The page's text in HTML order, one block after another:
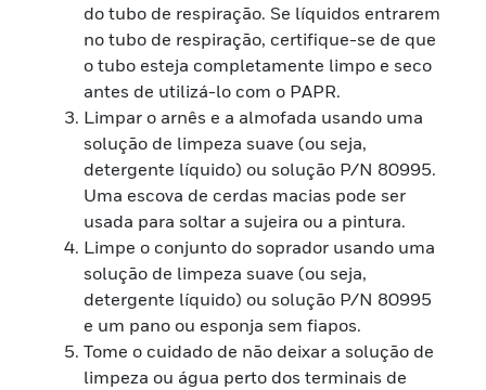
do tubo de respiração. Se líquidos entrarem
no tubo de respiração, certifique-se de que
o tubo esteja completamente limpo e seco
antes de utilizá-lo com o PAPR.
Limpar o arnês e a almofada usando uma
solução de limpeza suave (ou seja,
detergente líquido) ou solução P/N 80995.
Uma escova de cerdas macias pode ser
usada para soltar a sujeira ou a pintura.
Limpe o conjunto do soprador usando uma
solução de limpeza suave (ou seja,
detergente líquido) ou solução P/N 80995
e um pano ou esponja sem fiapos.
Tome o cuidado de não deixar a solução de
limpeza ou água perto dos terminais de